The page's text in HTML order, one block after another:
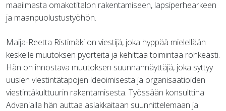
maailmasta omakotitalon rakentamiseen, lapsiperhearkeen
ja maanpuolustustyöhön.
Maija-Reetta Ristimäki on viestijä, joka hyppää mielellään
keskelle muutoksen pyörteitä ja kehittää toimintaa rohkeasti.
Hän on innostava muutoksen suunnannäyttäjä, joka syttyy
uusien viestintätapojen ideoimisesta ja organisaatioiden
viestintäkulttuurin rakentamisesta. Työssään konsulttina
Advanialla hän auttaa asiakkaitaan suunnittelemaan ja